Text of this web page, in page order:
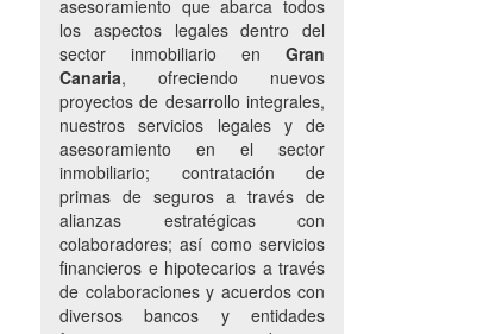
asesoramiento que abarca todos
los aspectos legales dentro del
sector inmobiliario en Gran
Canaria, ofreciendo nuevos
proyectos de desarrollo integrales,
nuestros servicios legales y de
asesoramiento en el sector
inmobiliario; contratación de
primas de seguros a través de
alianzas estratégicas con
colaboradores; así como servicios
financieros e hipotecarios a través
de colaboraciones y acuerdos con
diversos bancos y entidades